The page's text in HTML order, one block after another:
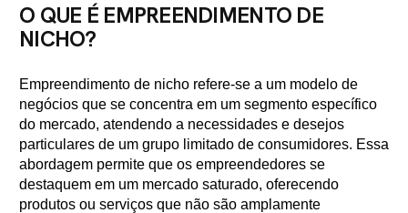
O QUE É EMPREENDIMENTO DE
NICHO?
Empreendimento de nicho refere-se a um modelo de
negócios que se concentra em um segmento específico
do mercado, atendendo a necessidades e desejos
particulares de um grupo limitado de consumidores. Essa
abordagem permite que os empreendedores se
destaquem em um mercado saturado, oferecendo
produtos ou serviços que não são amplamente